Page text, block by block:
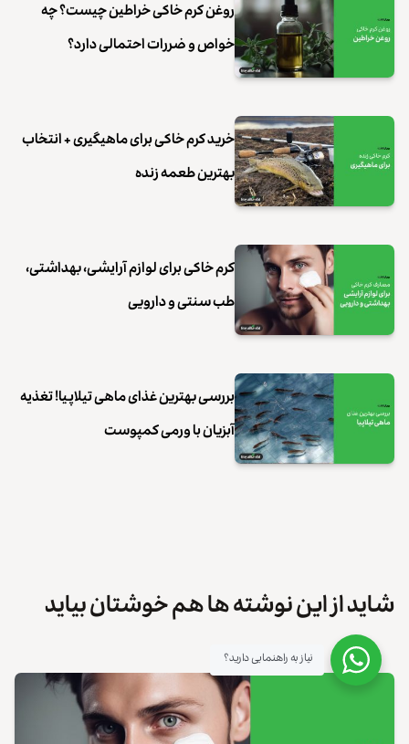
روغن کرم خاکی خراطین چیست؟ چه
خواص و ضررات احتمالی دارد؟
خرید کرم خاکی برای ماهیگیری + انتخاب
بهترین طعمه زنده
کرم خاکی برای لوازم آرایشی، بهداشتی،
طب سنتی و دارویی
بررسی بهترین غذای ماهی تیلاپیا! تغذیه
آبزیان با ورمی کمپوست
شاید از این نوشته ها هم خوشتان بیاید
نیاز به راهنمایی دارید؟